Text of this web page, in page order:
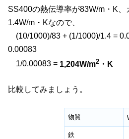
SS400の熱伝導率が83W/m・K
1.4W/m・Kなので、
(10/1000)/83 + (1/1000)/1.4 =
0.00083
1/0.00083 = 1,204W/m2 ・K
比較してみましょう。
物質
鉄